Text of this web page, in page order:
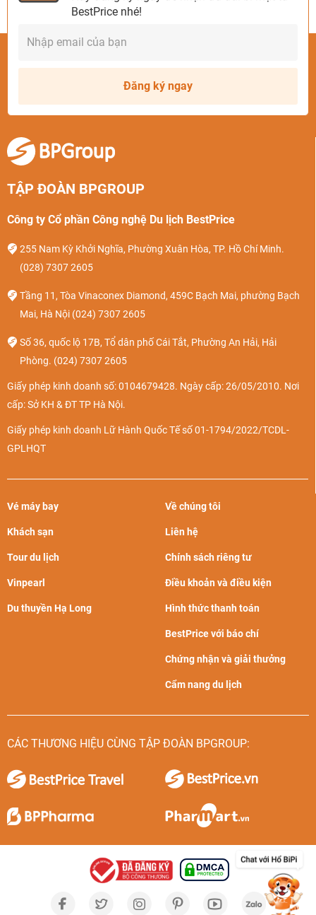
BestPrice nhé!
Đăng ký ngay
TẬP ĐOÀN BPGROUP
Công ty Cổ phần Công nghệ Du lịch BestPrice
255 Nam Kỳ Khởi Nghĩa, Phường Xuân Hòa, TP. Hồ Chí Minh.
(028) 7307 2605
Tầng 11, Tòa Vinaconex Diamond, 459C Bạch Mai, phường Bạch
Mai, Hà Nội (024) 7307 2605
Số 36, quốc lộ 17B, Tổ dân phố Cái Tắt, Phường An Hải, Hải
Phòng. (024) 7307 2605
Giấy phép kinh doanh số: 0104679428. Ngày cấp: 26/05/2010. Nơi
cấp: Sở KH & ĐT TP Hà Nội.
Giấy phép kinh doanh Lữ Hành Quốc Tế số 01-1794/2022/TCDL-
GPLHQT
Vé máy bay
Khách sạn
Tour du lịch
Vinpearl
Du thuyền Hạ Long
Về chúng tôi
Liên hệ
Chính sách riêng tư
Điều khoản và điều kiện
Hình thức thanh toán
BestPrice với báo chí
Chứng nhận và giải thưởng
Cẩm nang du lịch
CÁC THƯƠNG HIỆU CÙNG TẬP ĐOÀN BPGROUP: